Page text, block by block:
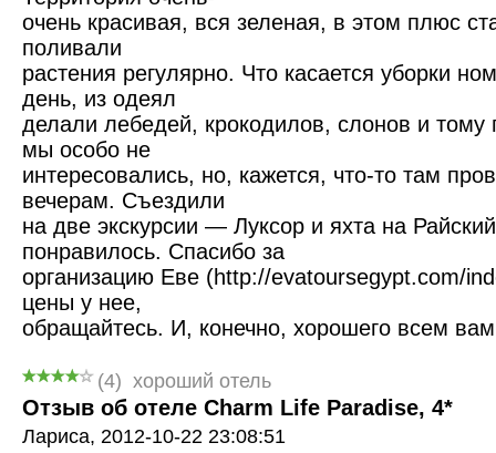
очень красивая, вся зеленая, в этом плюс
поливали
растения регулярно. Что касается уборки
день, из одеял
делали лебедей, крокодилов, слонов и
мы особо не
интересовались, но, кажется, что-то там
вечерам. Съездили
на две экскурсии — Луксор и яхта на
понравилось. Спасибо за
организацию Еве (http://evatoursegypt.com/
цены у нее,
обращайтесь. И, конечно, хорошего всем
(4) хороший отель
Отзыв об отеле Charm Life Paradise, 4*
Лариса, 2012-10-22 23:08:51